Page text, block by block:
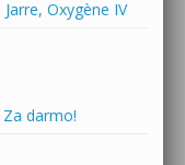
Oxygène IV
Za darmo!